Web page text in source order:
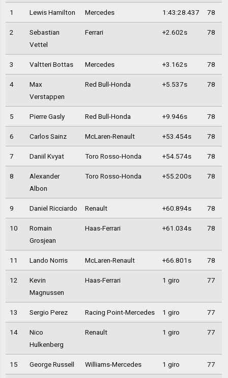
1 Lewis Hamilton Mercedes 1:43:28.437 78
2
Sebastian
Vettel
Ferrari +2.602s 78
3 Valtteri Bottas Mercedes +3.162s 78
4
Max
Verstappen
Red Bull-Honda +5.537s 78
5 Pierre Gasly Red Bull-Honda +9.946s 78
6 Carlos Sainz McLaren-Renault +53.454s 78
7 Daniil Kvyat Toro Rosso-Honda +54.574s 78
8
Alexander
Albon
Toro Rosso-Honda +55.200s 78
9 Daniel Ricciardo Renault +60.894s 78
10
Romain
Grosjean
Haas-Ferrari +61.034s 78
11 Lando Norris McLaren-Renault +66.801s 78
12
Kevin
Magnussen
Haas-Ferrari 1 giro 77
13 Sergio Perez Racing Point-Mercedes 1 giro 77
14
Nico
Hulkenberg
Renault 1 giro 77
15 George Russell Williams-Mercedes 1 giro 77